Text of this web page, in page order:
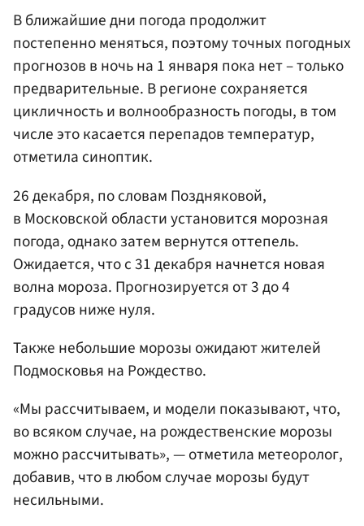
В ближайшие дни погода продолжит
постепенно меняться, поэтому точных погодных
прогнозов в ночь на 1 января пока нет – только
предварительные. В регионе сохраняется
цикличность и волнообразность погоды, в том
числе это касается перепадов температур,
отметила синоптик.
26 декабря, по словам Поздняковой,
в Московской области установится морозная
погода, однако затем вернутся оттепель.
Ожидается, что с 31 декабря начнется новая
волна мороза. Прогнозируется от 3 до 4
градусов ниже нуля.
Также небольшие морозы ожидают жителей
Подмосковья на Рождество.
«Мы рассчитываем, и модели показывают, что,
во всяком случае, на рождественские морозы
можно рассчитывать», — отметила метеоролог,
добавив, что в любом случае морозы будут
несильными.